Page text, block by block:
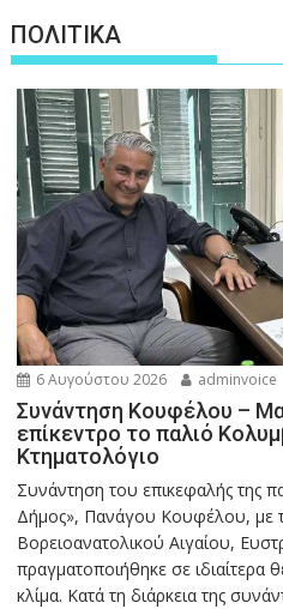
ΠΟΛΙΤΙΚΑ
6 Αυγούστου 2026 adminvoice
Συνάντηση Κουφέλου –
επίκεντρο το παλιό
Κτηματολόγιο
Συνάντηση του επικεφαλής της
Δήμος», Πανάγου Κουφέλου, με
Βορειοανατολικού Αιγαίου,
πραγματοποιήθηκε σε ιδιαίτερα
κλίμα. Κατά τη διάρκεια της